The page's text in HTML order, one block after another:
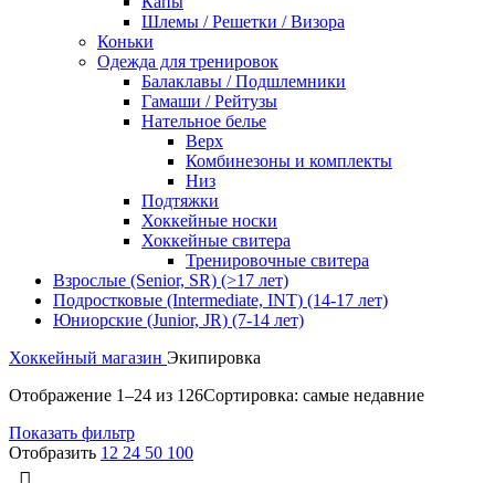
Шлемы / Решетки / Визора
Коньки
Одежда для тренировок
Балаклавы / Подшлемники
Гамаши / Рейтузы
Нательное белье
Верх
Комбинезоны и комплекты
Низ
Подтяжки
Хоккейные носки
Хоккейные свитера
Тренировочные свитера
Взрослые (Senior, SR) (>17 лет)
Подростковые (Intermediate, INT) (14-17 лет)
Юниорские (Junior, JR) (7-14 лет)
Хоккейный магазин Экипировка
Отображение 1–24 из 126Сортировка: самые недавние
Показать фильтр
Отобразить 12 24 50 100